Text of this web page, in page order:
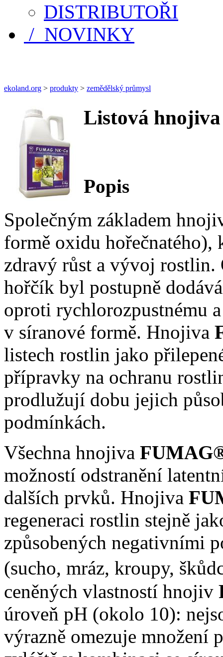
DISTRIBUTOŘI
/ NOVINKY
ekoland.org > produkty > zemědělský průmysl
Listová
Popis
Společným základem
formě oxidu
zdravý růst a vývoj rostlin.
hořčík byl postupně
oproti rychlorozpustnému
v síranové formě. Hnojiva
listech rostlin jako
přípravky na ochranu
prodlužují dobu jejich
podmínkách.
Všechna hnojiva
možností odstranění
dalších prvků. Hnojiva
regeneraci rostlin stejně
způsobených negativními
(sucho, mráz, kroupy,
ceněných vlastností hnojiv
úroveň pH (okolo 10):
výrazně omezuje množení